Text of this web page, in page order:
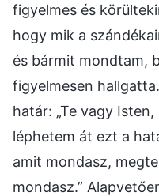
figyelmes és
hogy mik a
és bármit mondtam,
figyelmesen
határ: „Te vagy
léphetem át ezt a
amit mondasz,
mondasz.”